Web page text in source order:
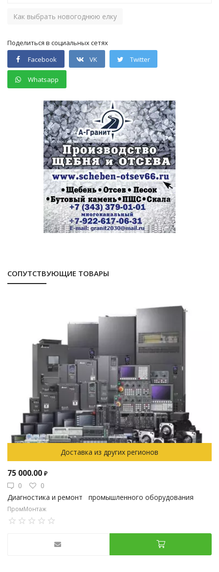
Как выбрать новогоднюю елку
Поделиться в социальных сетях
Facebook
VK Twitter
Whatsapp
СОПУТСТВУЮЩИЕ ТОВАРЫ
Доставка из других регионов
75 000.00 ₽
0
0
Диагностика и ремонт промышленного оборудования
ПромМонтаж